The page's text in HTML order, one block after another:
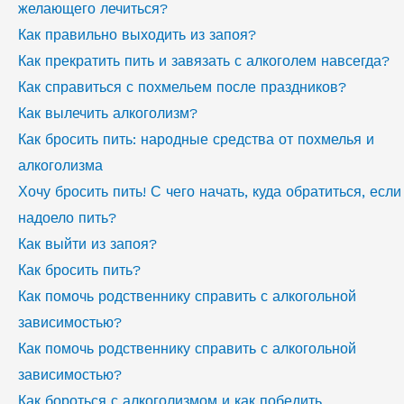
желающего лечиться?
Как правильно выходить из запоя?
Как прекратить пить и завязать с алкоголем навсегда?
Как справиться с похмельем после праздников?
Как вылечить алкоголизм?
Как бросить пить: народные средства от похмелья и
алкоголизма
Хочу бросить пить! С чего начать, куда обратиться, если
надоело пить?
Как выйти из запоя?
Как бросить пить?
Как помочь родственнику справить с алкогольной
зависимостью?
Как помочь родственнику справить с алкогольной
зависимостью?